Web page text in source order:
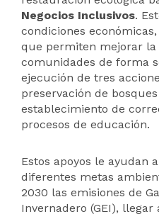
Negocios Inclusivos.
condiciones
que permiten mejorar la
comunidades de forma
ejecución de tres
preservación de
establecimiento de
procesos de educación.
Estos apoyos le ayudan
diferentes metas
2030 las emisiones de
Invernadero (GEI), llegar